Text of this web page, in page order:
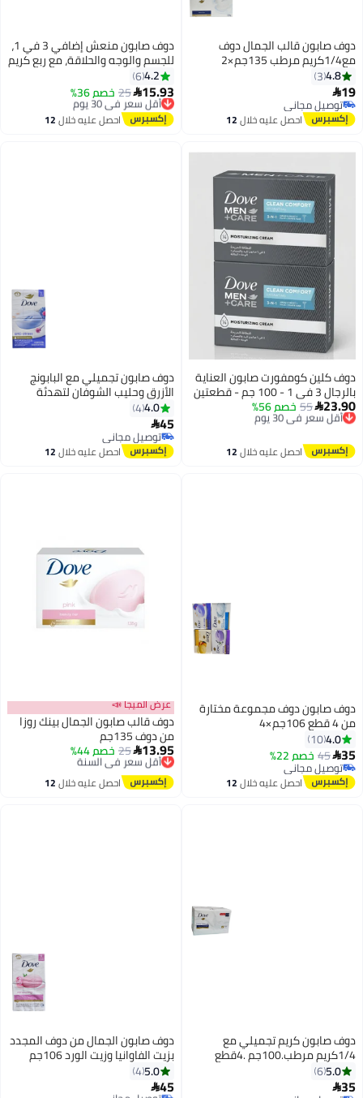
صابون قالب الجمال دوف
4.8
3

توصيل مجاني
توصيل مجانياحصل عليه خلال12
اغسطس
دوف صابون منعش إضافي 3 في 1،
للجسم والوجه والحلاقة، مع ربع كريم
مرطب، 100 غرام
4.2
6
15.93
25خصم 36%أقل سعر في 30 يوم
توصيل مجاني
أقل سعر في 30 يوماحصل عليه خلال12
اغسطس
كلين كومفورت صابون العناية
1 - 100 جم - قطعتين

55خصم 56%أقل سعر في 30 يوم
توصيل مجاني
احصل عليه خلال12
اغسطس
دوف صابون تجميلي مع البابونج
الأزرق وحليب الشوفان لتهدئة
البشرة وترطيبها من 6 الواح
4.0
4

توصيل مجاني
توصيل مجانياحصل عليه خلال12
اغسطس
صابون دوف مجموعة مختارة
4.0
10

45خصم 22%
توصيل مجاني
توصيل مجانياحصل عليه خلال12
اغسطس
عرض الميجا 📣
دوف قالب صابون الجمال بينك روزا
من دوف 135جم
13.95
25خصم 44%
أقل سعر في السنة
توصيل مجاني
أقل سعر في السنة
احصل عليه خلال12
اغسطس
دوف صابون كريم تجميلي مع
5.0
6

دوف صابون الجمال من دوف المجدد
بزيت الفاوانيا وزيت الورد 106جم
مكون من 6قطع
5.0
4

توصيل مجاني